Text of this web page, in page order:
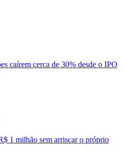
caírem cerca de 30% desde o IPO
1 milhão sem arriscar o próprio